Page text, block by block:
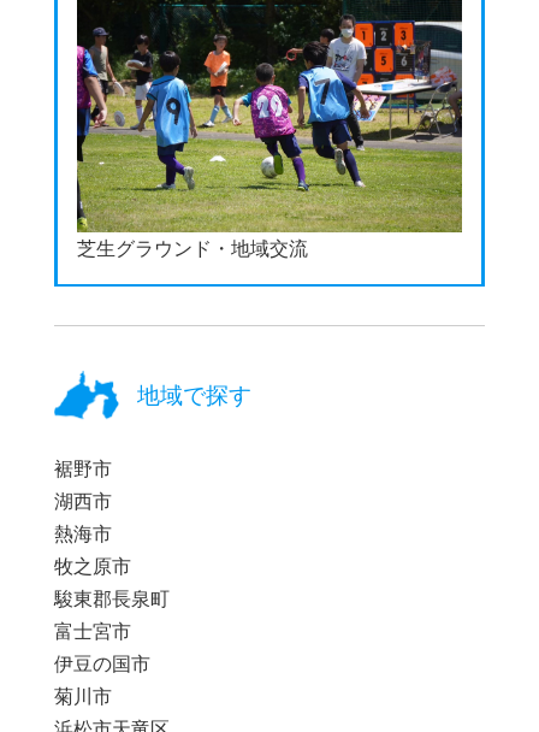
芝生グラウンド・地域交流
地域で探す
裾野市
湖西市
熱海市
牧之原市
駿東郡長泉町
富士宮市
伊豆の国市
菊川市